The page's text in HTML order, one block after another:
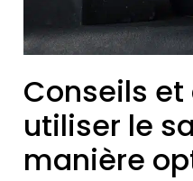
Conseils
utiliser le
manière